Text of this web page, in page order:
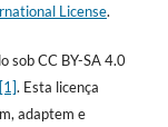
License.
CC BY-SA 4.0
[1]. Esta licença
adaptem e